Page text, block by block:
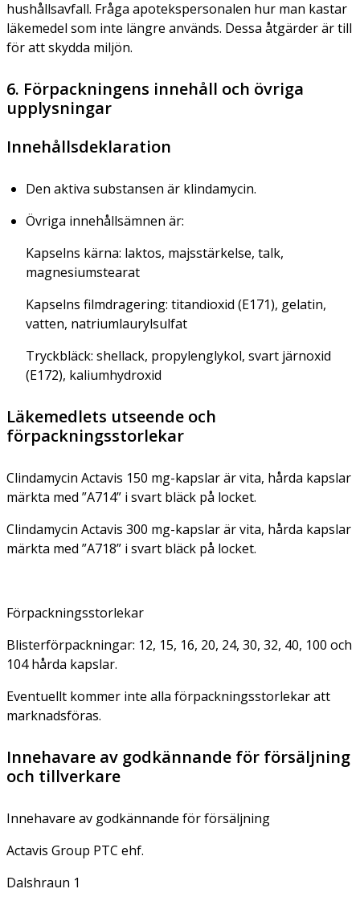
hushållsavfall. Fråga apotekspersonalen hur man kastar
läkemedel som inte längre används. Dessa åtgärder är till
för att skydda miljön.
6. Förpackningens innehåll och övriga
upplysningar
Innehållsdeklaration
Den aktiva substansen är klindamycin.
Övriga innehållsämnen är:
Kapselns kärna: laktos, majsstärkelse, talk,
magnesiumstearat
Kapselns filmdragering: titandioxid (E171), gelatin,
vatten, natriumlaurylsulfat
Tryckbläck: shellack, propylenglykol, svart järnoxid
(E172), kaliumhydroxid
Läkemedlets utseende och
förpackningsstorlekar
Clindamycin Actavis 150 mg-kapslar är vita, hårda kapslar
märkta med ”A714” i svart bläck på locket.
Clindamycin Actavis 300 mg-kapslar är vita, hårda kapslar
märkta med ”A718” i svart bläck på locket.
Förpackningsstorlekar
Blisterförpackningar: 12, 15, 16, 20, 24, 30, 32, 40, 100 och
104 hårda kapslar.
Eventuellt kommer inte alla förpackningsstorlekar att
marknadsföras.
Innehavare av godkännande för försäljning
och tillverkare
Innehavare av godkännande för försäljning
Actavis Group PTC ehf.
Dalshraun 1